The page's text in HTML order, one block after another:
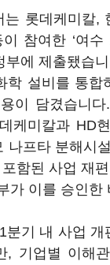
롯데케미칼,
참여한 ‘여수
부에 제출됐습
학 설비를 통합
이 담겼습니
케미칼과 HD
나프타 분해시
함된 사업 재
가 이를 승인한
분기 내 사업
, 기업별 이해